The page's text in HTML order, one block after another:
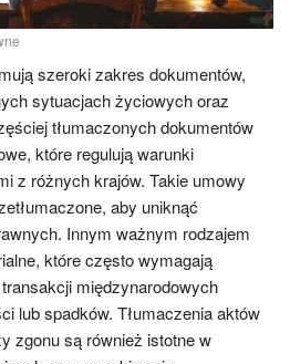
szeroki zakres dokumentów,
sytuacjach życiowych oraz
tłumaczonych dokumentów
które regulują warunki
z różnych krajów. Takie umowy
aby uniknąć
Innym ważnym rodzajem
które często wymagają
międzynarodowych
lub spadków. Tłumaczenia aktów
zgonu są również istotne w